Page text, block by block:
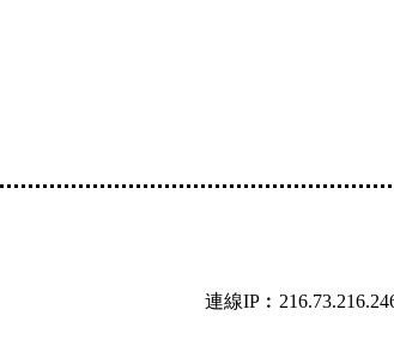
連線